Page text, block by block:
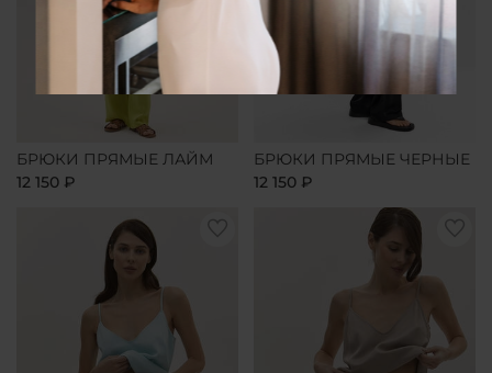
БРЮКИ ПРЯМЫЕ ЛАЙМ
12 150 ₽
БРЮКИ ПРЯМЫЕ ЧЕРНЫЕ
12 150 ₽